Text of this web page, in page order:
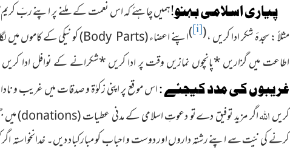
پیاری اسلامی بہنو!ہمیں چاہئے کہ اس نعمت کے ملنے پر اپنے ربِّ
مثلاً : سجدۂ شکر ادا کریں ،(
[i]
)اپنےاعضاء(
Body Parts
)کونیکی کے کاموں
اطاعت میں گزاریں*پانچوں نمازیں وقت پر ادا کریں*شکرانے کے نوافل ادا کریں
غریبوں کی مدد کیجئے :اس موقع پر اپنی زکوٰۃ و صدقات میں غریب و
کریںاللہاگر مزید توفیق دےتو دعوتِ اسلامی کے مدنی عطیات(
donations
)میں
کرنے کی نیّت سے اپنے رشتہ داروں اور دوست و احباب کو مبارکباد دیں۔ خدانخواستہ